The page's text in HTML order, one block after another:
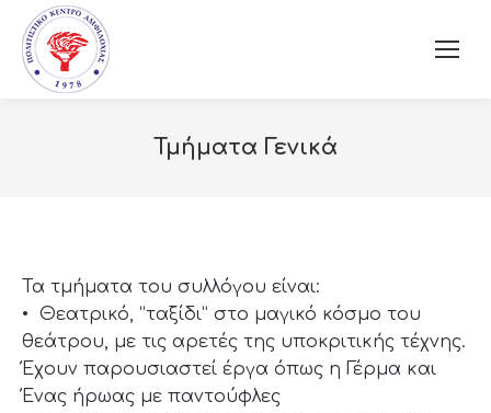
Τμήματα Γενικά
Τα τμήματα του συλλόγου είναι:
• Θεατρικό, “ταξίδι” στο μαγικό κόσμο του
θεάτρου, με τις αρετές της υποκριτικής τέχνης.
Έχουν παρουσιαστεί έργα όπως η Γέρμα και
Ένας ήρωας με παντούφλες